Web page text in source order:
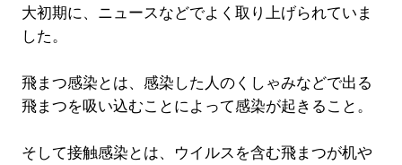
大初期に、ニュースなどでよく取り上げられていま
した。
飛まつ感染とは、感染した人のくしゃみなどで出る
飛まつを吸い込むことによって感染が起きること。
そして接触感染とは、ウイルスを含む飛まつが机や